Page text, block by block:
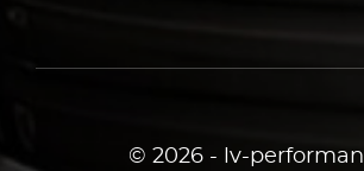
© 2026 - lv-